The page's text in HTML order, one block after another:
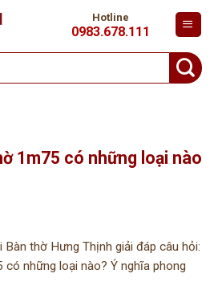
Hotline
0983.678.111
1m75 có những loại nào
Bàn thờ Hưng Thịnh giải đáp câu hỏi:
những loại nào? Ý nghĩa phong